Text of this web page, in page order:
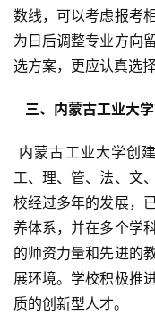
数线，可以考虑报考
为日后调整专业方向
选方案，更应认真选
三、内蒙古工业大
工、理、管、法、文
校经过多年的发展，
养体系，并在多个学
的师资力量和先进的
展环境。学校积极推
质的创新型人才。